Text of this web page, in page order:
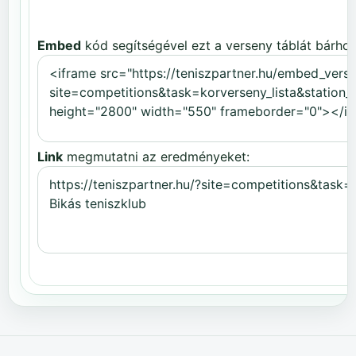
Embed kód segítségével ezt a verseny táblát
Link megmutatni az eredményeket: